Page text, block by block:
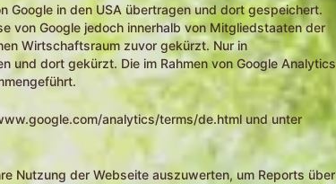
Google in den USA übertragen und dort gespeichert.
von Google jedoch innerhalb von Mitgliedstaaten der
Wirtschaftsraum zuvor gekürzt. Nur in
und dort gekürzt. Die im Rahmen von Google Analytics
analytics/terms/de.html und unter
Nutzung der Webseite auszuwerten, um Reports über